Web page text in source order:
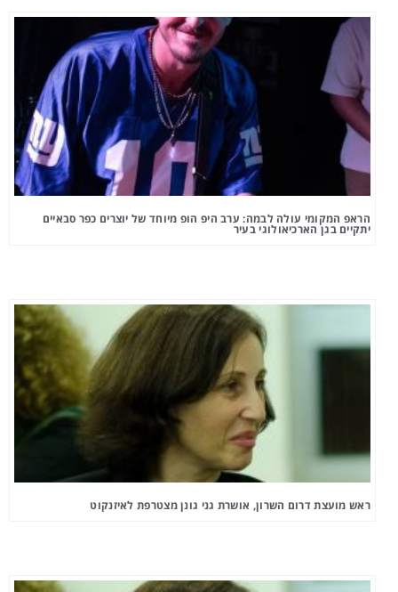
הראפ המקומי עולה לבמה: ערב היפ הופ מיוחד של יוצרים כפר סבאיים
יתקיים בגן הארכיאולוגי בעיר
ראש מועצת דרום השרון, אושרת גני גונן מצטרפת לאיזנקוט